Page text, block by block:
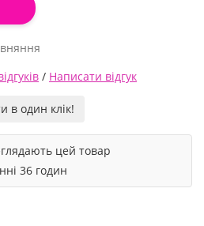
/ Написати відгук
в один клік!
цей товар
36 годин